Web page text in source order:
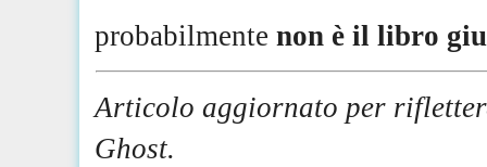
probabilmentenon è il libro
Articolo aggiornato per
Ghost.